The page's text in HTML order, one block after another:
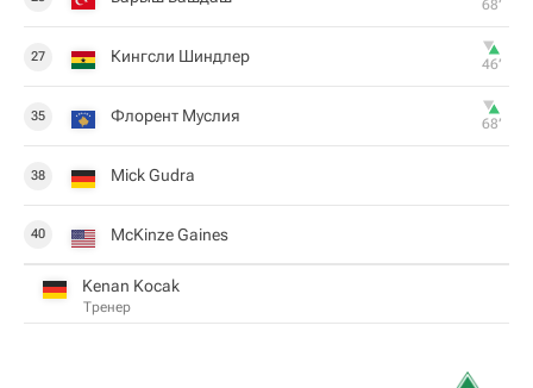
68‎’‎
27 Кингсли Шиндлер 46‎’‎
35 Флорент Муслия 68‎’‎
38 Mick Gudra
40 McKinze Gaines
Kenan Kocak
Тренер